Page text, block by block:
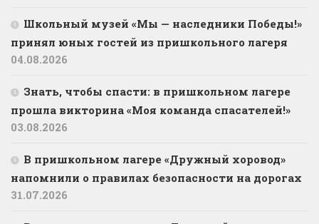
Школьный музей «Мы — наследники Победы!»
принял юных гостей из пришкольного лагеря
04.08.2026
Знать, чтобы спасти: в пришкольном лагере
прошла викторина «Моя команда спасателей!»
03.08.2026
В пришкольном лагере «Дружный хоровод»
напомнили о правилах безопасности на дорогах
31.07.2026